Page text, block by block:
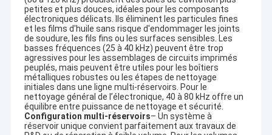
petites et plus douces, idéales pour les composants
électroniques délicats. Ils éliminent les particules fines
et les films d'huile sans risque d'endommager les joints
de soudure, les fils fins ou les surfaces sensibles. Les
basses fréquences (25 à 40 kHz) peuvent être trop
agressives pour les assemblages de circuits imprimés
peuplés, mais peuvent être utiles pour les boîtiers
métalliques robustes ou les étapes de nettoyage
initiales dans une ligne multi-réservoirs. Pour le
nettoyage général de l’électronique, 40 à 80 kHz offre un
équilibre entre puissance de nettoyage et sécurité.
Configuration multi-réservoirs– Un système à
réservoir unique convient parfaitement aux travaux de